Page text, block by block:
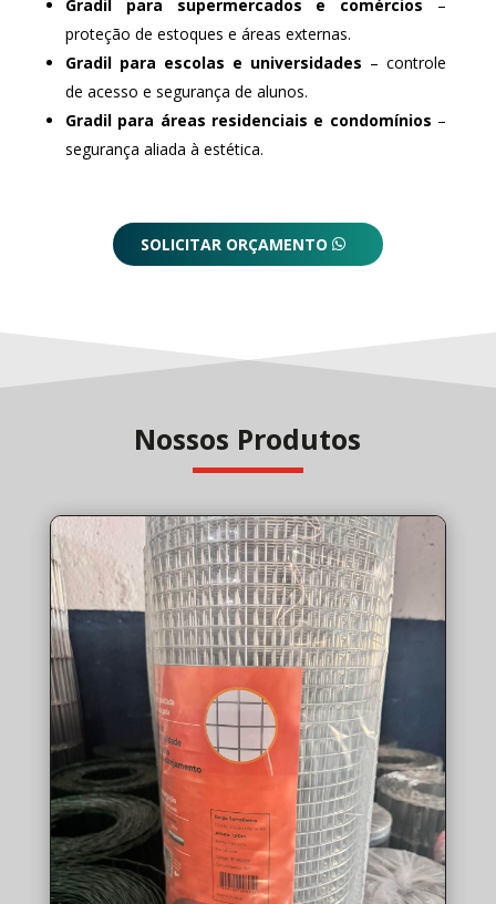
Gradil para supermercados e comércios –
proteção de estoques e áreas externas.
Gradil para escolas e universidades – controle
de acesso e segurança de alunos.
Gradil para áreas residenciais e condomínios –
segurança aliada à estética.
SOLICITAR ORÇAMENTO
Nossos Produtos